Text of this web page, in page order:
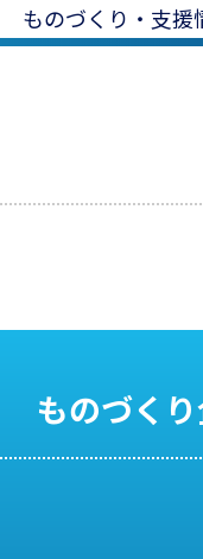
ものづくり・支援
ものづく